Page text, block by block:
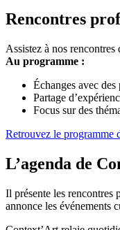
Rencontres
Assistez à nos
Au programme :
Échanges avec
Partage
Focus sur des
Retrouvez le programme
L’agenda de
Il présente les rencontres
annonce les événements